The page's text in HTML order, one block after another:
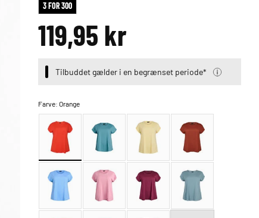
3 FOR 300
119,95 kr
Tilbuddet gælder i en begrænset periode*
Farve:Orange